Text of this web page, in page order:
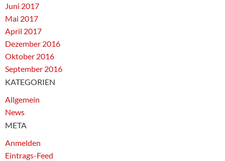
Juni 2017
Mai 2017
April 2017
Dezember 2016
Oktober 2016
September 2016
KATEGORIEN
Allgemein
News
META
Anmelden
Eintrags-Feed